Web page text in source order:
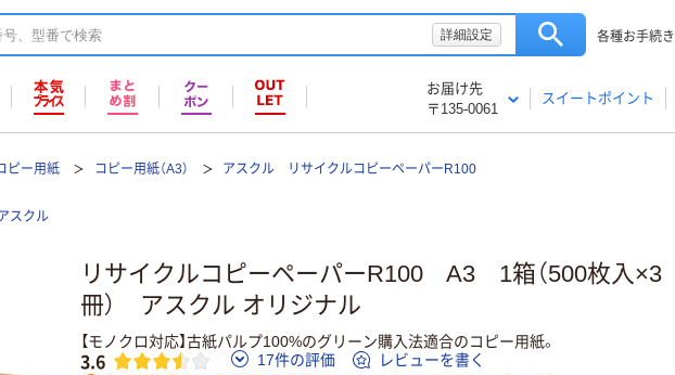
詳細設定 各種お手続き
お届け先
〒135-0061
スイートポイント
ピー用紙 コピー用紙（A3） アスクル リサイクルコピーペーパーR100
スクル
リサイクルコピーペーパーR100 A3 1箱（500枚入×3
冊） アスクル オリジナル
【モノクロ対応】古紙パルプ100%のグリーン購入法適合のコピー用紙。
3.6 17件の評価 レビューを書く